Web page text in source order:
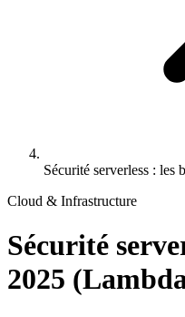
Sécurité serverless : les
Cloud & Infrastructure
Sécurité
2025